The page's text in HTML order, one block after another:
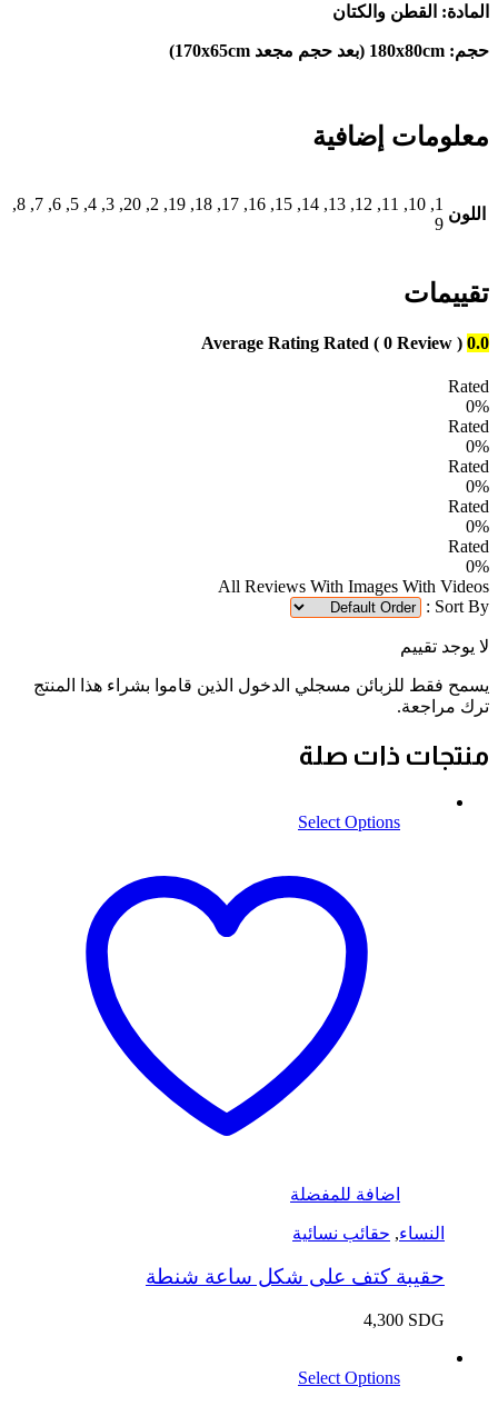
المادة: القطن والكتان
حجم: 180x80cm (بعد حجم مجعد 170x65cm)
معلومات إضافية
اللون
1, 10, 11, 12, 13, 14, 15, 16, 17, 18, 19, 2, 20, 3, 4, 5, 6, 7, 8,
9
تقييمات
0.0
Average Rating Rated ( 0 Review )
Rated
0%
Rated
0%
Rated
0%
Rated
0%
Rated
0%
All Reviews With Images With Videos
Sort By :
لا يوجد تقييم
يسمح فقط للزبائن مسجلي الدخول الذين قاموا بشراء هذا المنتج
ترك مراجعة.
منتجات ذات صلة
Select Options
اضافة للمفضلة
النساء, حقائب نسائية
حقيبة كتف على شكل ساعة شنطة
4,300 SDG
Select Options